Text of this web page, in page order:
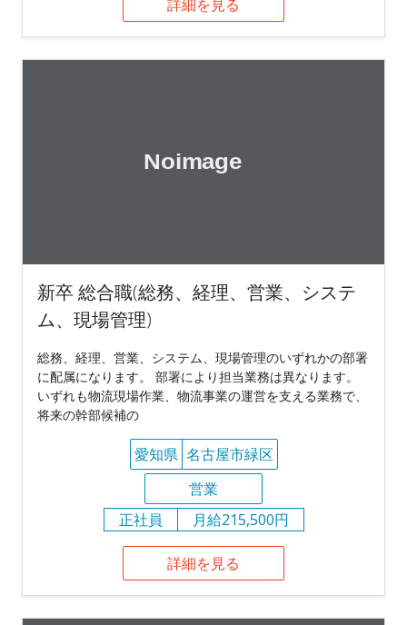
詳細を見る
新卒 総合職(総務、経理、営業、システ
ム、現場管理)
総務、経理、営業、システム、現場管理のいずれかの部署
に配属になります。 部署により担当業務は異なります。
いずれも物流現場作業、物流事業の運営を支える業務で、
将来の幹部候補の
愛知県 名古屋市緑区
営業
正社員
月給215,500円
詳細を見る